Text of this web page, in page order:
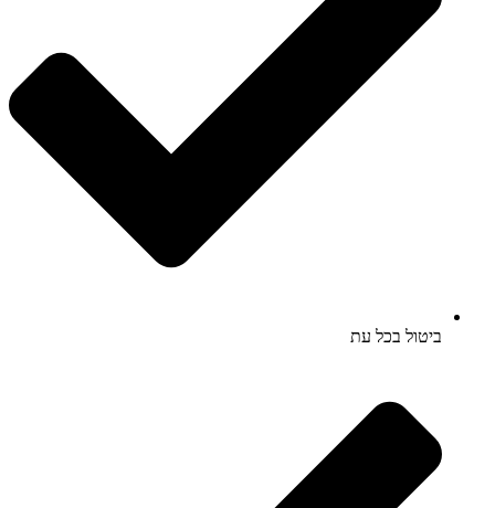
ביטול בכל עת